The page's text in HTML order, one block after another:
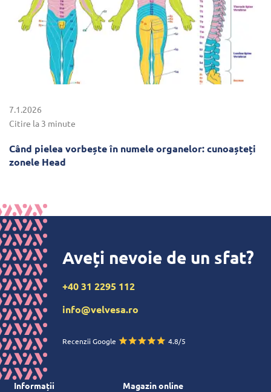
7.1.2026
Citire la 3 minute
Când pielea vorbește în numele organelor: cunoașteți
zonele Head
Aveți nevoie de un sfat?
+40 31 2295 112
info@velvesa.ro
Recenzii Google 4.8/5
Informații Magazin online